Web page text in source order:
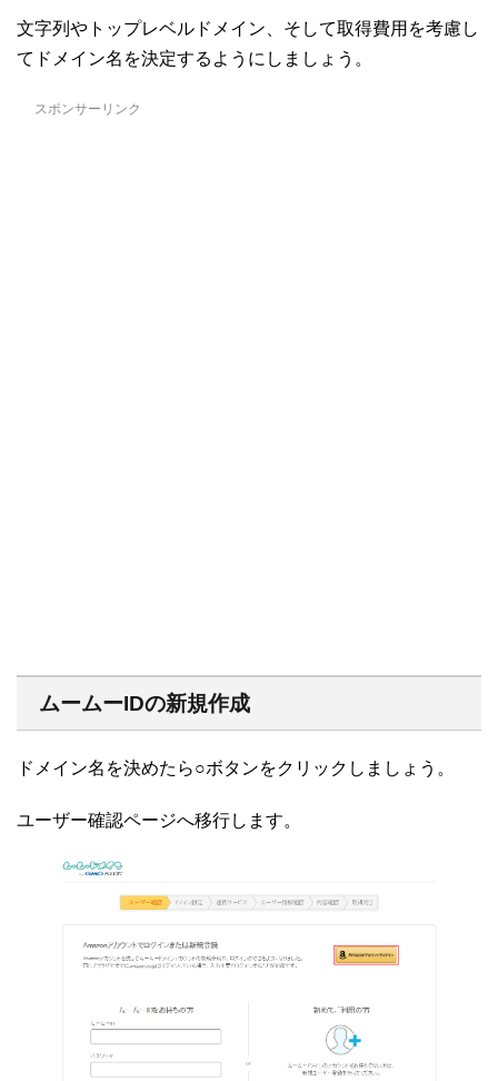
文字列やトップレベルドメイン、そして取得費用を考慮し
てドメイン名を決定するようにしましょう。
スポンサーリンク
ムームーIDの新規作成
ドメイン名を決めたら○ボタンをクリックしましょう。
ユーザー確認ページへ移行します。